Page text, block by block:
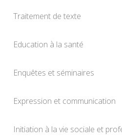
Traitement de texte
Education à la santé
Enquêtes et séminaires
Expression et communication
Initiation à la vie sociale et